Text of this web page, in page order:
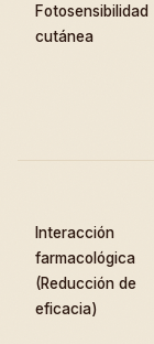
Fotosensibilidad
cutánea
Interacción
farmacológica
(Reducción de
eficacia)